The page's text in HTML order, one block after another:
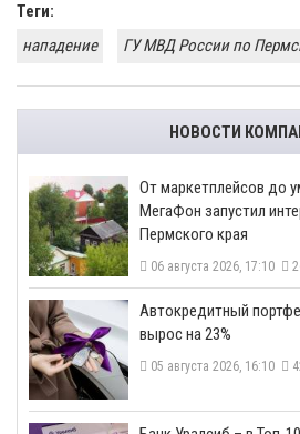
Теги:
нападение
ГУ МВД России по
НОВОСТИ
От маркетплейсов до
МегаФон запустил
Пермского края
06 августа 2026, 17:10
​Автокредитный
вырос на 23%
05 августа 2026, 16:10